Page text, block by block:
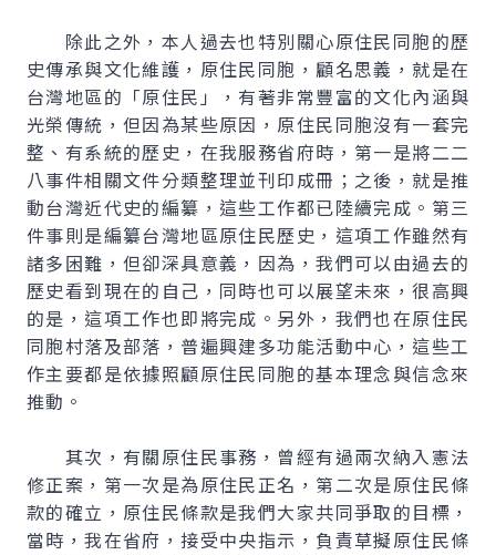
除此之外，本人過去也特別關心原住民同胞的歷
史傳承與文化維護，原住民同胞，顧名思義，就是在
台灣地區的「原住民」，有著非常豐富的文化內涵與
光榮傳統，但因為某些原因，原住民同胞沒有一套完
整、有系統的歷史，在我服務省府時，第一是將二二
八事件相關文件分類整理並刊印成冊；之後，就是推
動台灣近代史的編纂，這些工作都已陸續完成。第三
件事則是編纂台灣地區原住民歷史，這項工作雖然有
諸多困難，但卻深具意義，因為，我們可以由過去的
歷史看到現在的自己，同時也可以展望未來，很高興
的是，這項工作也即將完成。另外，我們也在原住民
同胞村落及部落，普遍興建多功能活動中心，這些工
作主要都是依據照顧原住民同胞的基本理念與信念來
推動。
其次，有關原住民事務，曾經有過兩次納入憲法
修正案，第一次是為原住民正名，第二次是原住民條
款的確立，原住民條款是我們大家共同爭取的目標，
當時，我在省府，接受中央指示，負責草擬原住民條